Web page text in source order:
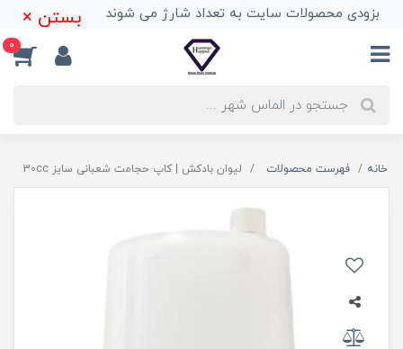
بزودی محصولات سایت به تعداد شارژ می شوند بستن ×
0
خانه فهرست محصولات لیوان بادکش | کاپ حجامت شعبانی سایز 30cc